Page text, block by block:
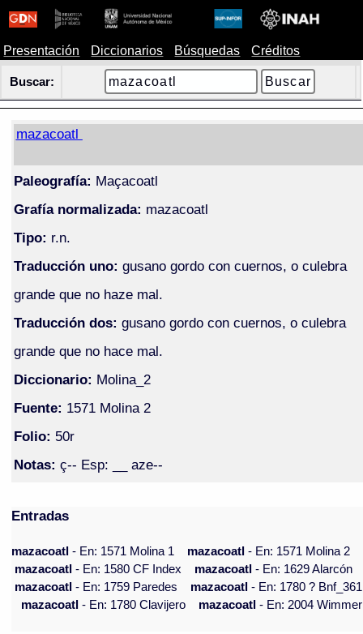
Presentación Diccionarios Búsquedas Créditos
Buscar:
mazacoatl
Paleografía: Maçacoatl
Grafía normalizada: mazacoatl
Tipo: r.n.
Traducción uno: gusano gordo con cuernos, o culebra
grande que no haze mal.
Traducción dos: gusano gordo con cuernos, o culebra
grande que no hace mal.
Diccionario: Molina_2
Fuente: 1571 Molina 2
Folio: 50r
Notas: ç-- Esp: __ aze--
Entradas
mazacoatl- En: 1571 Molina 1 mazacoatl- En: 1571 Molina 2
mazacoatl- En: 1580 CF Index mazacoatl- En: 1629 Alarcón
mazacoatl- En: 1759 Paredes mazacoatl- En: 1780 ? Bnf_361
mazacoatl- En: 1780 Clavijero mazacoatl- En: 2004 Wimmer